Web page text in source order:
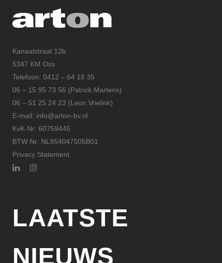
Kanaalstraat 12b
5347 KM Oss
Telefoon: 0412 – 64 18 35
06 – 15 95 73 56 (Patrick Martens)
06 – 51 25 24 23 (Leon Vrielink)
E-mail: info@arton-bv.nl
KvK-Nr: 60759445
BTW Nr: NL854047505B01
Privacy Statement
LAATSTE
NIEUWS